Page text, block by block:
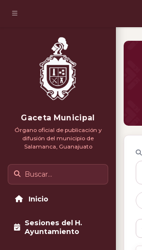
Gaceta Municipal
Órgano oficial de publicación y
difusión del municipio de
Salamanca, Guanajuato
Buscar
Inicio
Sesiones del H.
Ayuntamiento